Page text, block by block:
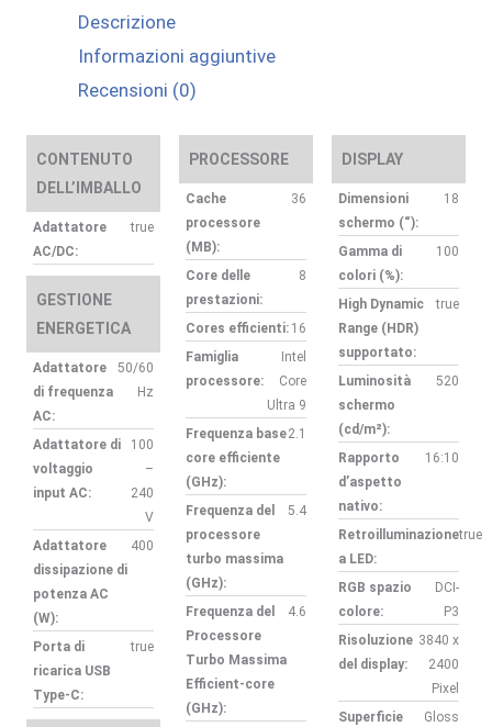
Descrizione
Informazioni aggiuntive
Recensioni (0)
CONTENUTO
DELL’IMBALLO
Adattatore
AC/DC:
true
GESTIONE
ENERGETICA
Adattatore
di frequenza
AC:
50/60
Hz
Adattatore di
voltaggio
input AC:
100
–
240
V
Adattatore
dissipazione di
potenza AC
(W):
400
Porta di
ricarica USB
Type-C:
true
PROCESSORE
Cache
processore
(MB):
36
Core delle
prestazioni:
8
Cores efficienti: 16
Famiglia
processore:
Intel
Core
Ultra 9
Frequenza base
core efficiente
(GHz):
2.1
Frequenza del
processore
turbo massima
(GHz):
5.4
Frequenza del
Processore
Turbo Massima
Efficient-core
(GHz):
4.6
DISPLAY
Dimensioni
schermo (“):
18
Gamma di
colori (%):
100
High Dynamic
Range (HDR)
supportato:
true
Luminosità
schermo
(cd/m²):
520
Rapporto
d’aspetto
nativo:
16:10
Retroilluminazione
a LED:
true
RGB spazio
colore:
DCI-
P3
Risoluzione
del display:
3840 x
2400
Pixel
Superficie
Gloss